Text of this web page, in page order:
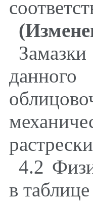
4.2
в